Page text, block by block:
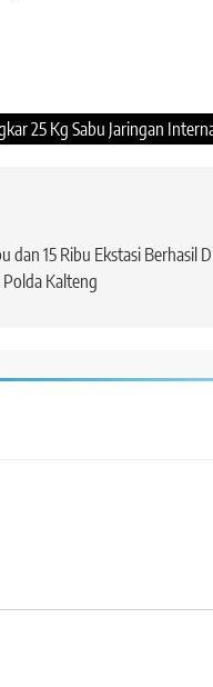
25 Kg Sabu Jaringan
dan 15 Ribu Ekstasi Berhasil
Kalteng